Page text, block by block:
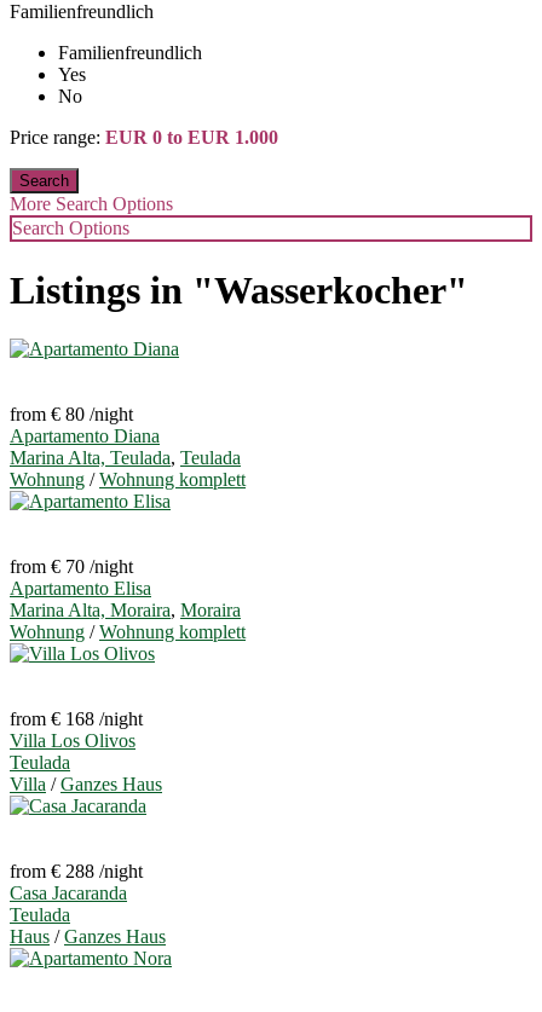
Familienfreundlich
Familienfreundlich
Yes
No
Price range: EUR 0 to EUR 1.000
More Search Options
Search Options
Listings in "Wasserkocher"
from € 80 /night
Apartamento Diana
Marina Alta, Teulada, Teulada
Wohnung /Wohnung komplett
from € 70 /night
Apartamento Elisa
Marina Alta, Moraira, Moraira
Wohnung /Wohnung komplett
from € 168 /night
Villa Los Olivos
Teulada
Villa /Ganzes Haus
from € 288 /night
Casa Jacaranda
Teulada
Haus /Ganzes Haus